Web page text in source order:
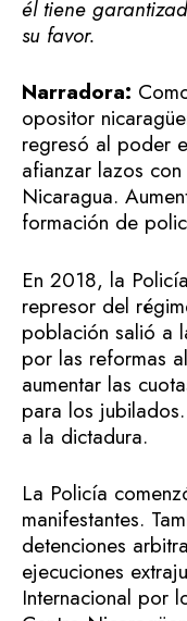
él tiene
su favor.
Narradora:
opositor
regresó al poder
afianzar lazos
Nicaragua.
formación de
En 2018, la
represor del
población salió a
por las reformas
aumentar las
para los
a la dictadura.
La Policía
manifestantes.
detenciones
ejecuciones
Internacional por